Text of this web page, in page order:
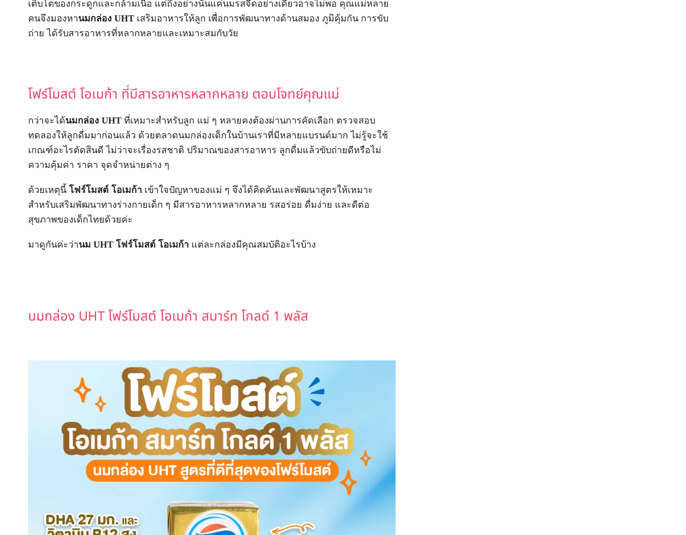
เติบโตของกระดูกและกล้ามเนื้อ แต่ถึงอย่างนั้นแค่นมรสจืดอย่างเดียวอาจไม่พอ คุณแม่หลาย
คนจึงมองหานมกล่อง UHT เสริมอาหารให้ลูก เพื่อการพัฒนาทางด้านสมอง ภูมิคุ้มกัน การขับ
ถ่าย ได้รับสารอาหารที่หลากหลายและเหมาะสมกับวัย
โฟร์โมสต์ โอเมก้า ที่มีสารอาหารหลากหลาย ตอบโจทย์คุณแม่
กว่าจะได้นมกล่อง UHT ที่เหมาะสำหรับลูก แม่ ๆ หลายคงต้องผ่านการคัดเลือก ตรวจสอบ
ทดลองให้ลูกดื่มมาก่อนแล้ว ด้วยตลาดนมกล่องเด็กในบ้านเราที่มีหลายแบรนด์มาก ไม่รู้จะใช้
เกณฑ์อะไรตัดสินดี ไม่ว่าจะเรื่องรสชาติ ปริมาณของสารอาหาร ลูกดื่มแล้วขับถ่ายดีหรือไม่
ความคุ้มค่า ราคา จุดจำหน่ายต่าง ๆ
ด้วยเหตุนี้ โฟร์โมสต์ โอเมก้า เข้าใจปัญหาของแม่ ๆ จึงได้คิดค้นและพัฒนาสูตรให้เหมาะ
สำหรับเสริมพัฒนาทางร่างกายเด็ก ๆ มีสารอาหารหลากหลาย รสอร่อย ดื่มง่าย และดีต่อ
สุขภาพของเด็กไทยด้วยค่ะ
มาดูกันค่ะว่านม UHT โฟร์โมสต์ โอเมก้า แต่ละกล่องมีคุณสมบัติอะไรบ้าง
nødvendige produkter uten unødvendige forsinkelser. Det er spesielt nyttig for dem som ønsker å
handle raskt og diskret, uten å måtte planlegge apotekbesøk eller legetimer. For de som ser etter en
produktdetaljer, bivirkninger og riktig bruk før kjøpet gjennomføres. Mange nettapotek tilbyr også
bedre priser enn fysiske apotek, ettersom de har lavere driftskostnader og ofte gir rabatter på større
bestillinger. Diskret forsendelse er en annen fordel, da kundene kan motta produktene sine uten at
det er synlig hva pakken inneholder. Ved å velge en autorisert forhandler unngår man risikoen for
falske produkter og sikrer en trygg og pålitelig kjøpsopplevelse.
นมกล่อง UHT โฟร์โมสต์ โอเมก้า สมาร์ท โกลด์ 1 พลัส